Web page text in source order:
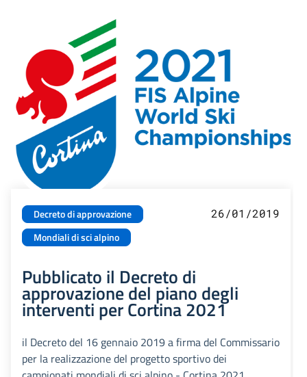
Decreto di approvazione
Mondiali di sci alpino
26/01/2019
Pubblicato il Decreto di
approvazione del piano degli
interventi per Cortina 2021
il Decreto del 16 gennaio 2019 a firma del Commissario
per la realizzazione del progetto sportivo dei